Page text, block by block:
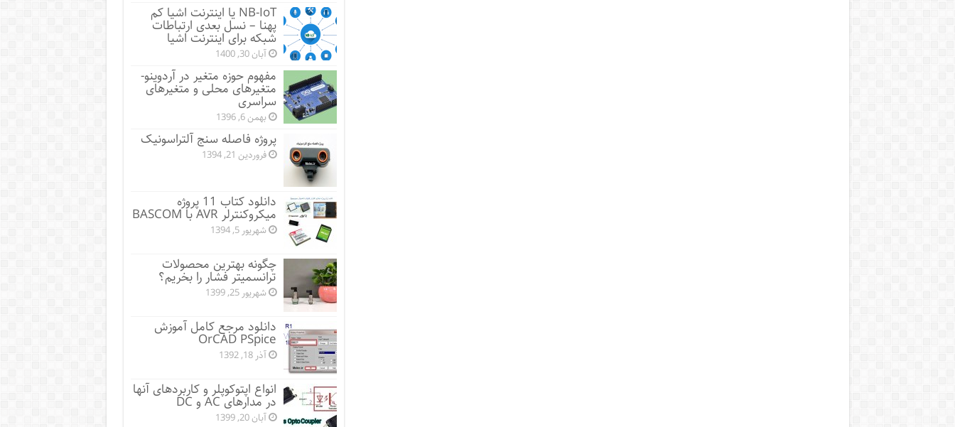
NB-IoT یا اینترنت اشیا کم
پهنا – نسل بعدی ارتباطات
شبکه برای اینترنت اشیا
آبان 30, 1400
مفهوم حوزه متغیر در آردوینو-
متغیرهای محلی و متغیرهای
سراسری
بهمن 6, 1396
پروژه فاصله سنج آلتراسونیک
فروردین 21, 1394
دانلود کتاب 11 پروژه
میکروکنترلر AVR با BASCOM
شهریور 5, 1394
چگونه بهترین محصولات
ترانسمیتر فشار را بخریم؟
شهریور 25, 1399
دانلود مرجع کامل آموزش
OrCAD PSpice
آذر 18, 1392
انواع اپتوکوپلر و کاربردهای آنها
در مدارهای AC و DC
آبان 20, 1399